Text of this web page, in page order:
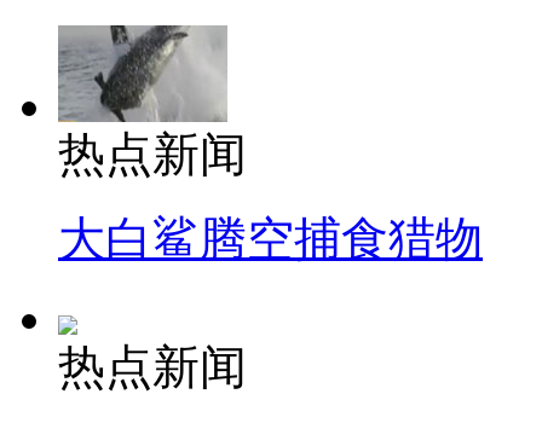
热点新闻
大白鲨腾空捕食猎物
热点新闻